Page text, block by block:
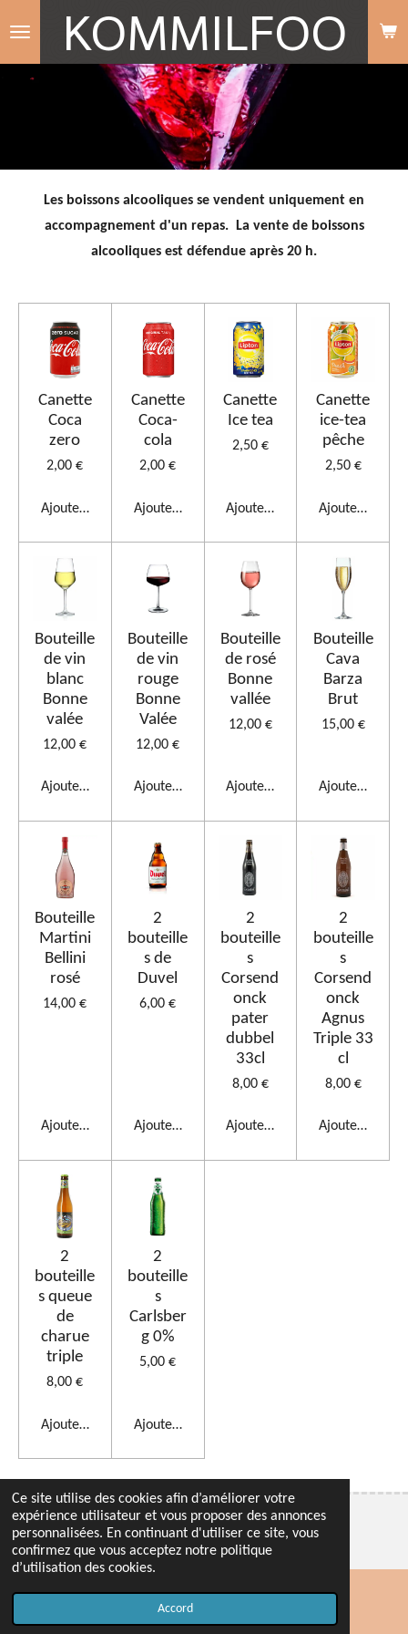
Ce site utilise des cookies afin d’améliorer votre
expérience utilisateur et vous proposer des annonces
personnalisées. En continuant d'utiliser ce site, vous
confirmez que vous acceptez notre politique
d’utilisation des cookies.
Accord
KOMMILFOO
Les boissons alcooliques se vendent uniquement en
accompagnement d'un repas. La vente de boissons
alcooliques est défendue après 20 h.
Canette
Coca
zero
2,00 €
Ajouter au panier
Canette
Coca-
cola
2,00 €
Ajouter au panier
Canette
Ice tea
2,50 €
Ajouter au panier
Canette
ice-tea
pêche
2,50 €
Ajouter au
Bouteille
de vin
blanc
Bonne
valée
12,00 €
Ajouter au panier
Bouteille
de vin
rouge
Bonne
Valée
12,00 €
Ajouter au panier
Bouteille
de rosé
Bonne
vallée
12,00 €
Ajouter au panier
Bouteille
Cava
Barza
Brut
15,00 €
Ajouter au
Bouteille
Martini
Bellini
rosé
14,00 €
Ajouter au panier
2
bouteille
s de
Duvel
6,00 €
Ajouter au panier
2
bouteille
s
Corsend
onck
pater
dubbel
33cl
8,00 €
Ajouter au panier
2
bouteille
s
Corsend
onck
Agnus
Triple 33
cl
8,00 €
Ajouter au
2
bouteille
s queue
de
charue
triple
8,00 €
Ajouter au panier
2
bouteille
s
Carlsber
g 0%
5,00 €
Ajouter au panier
© 2020 KOMMILFOO
Carte